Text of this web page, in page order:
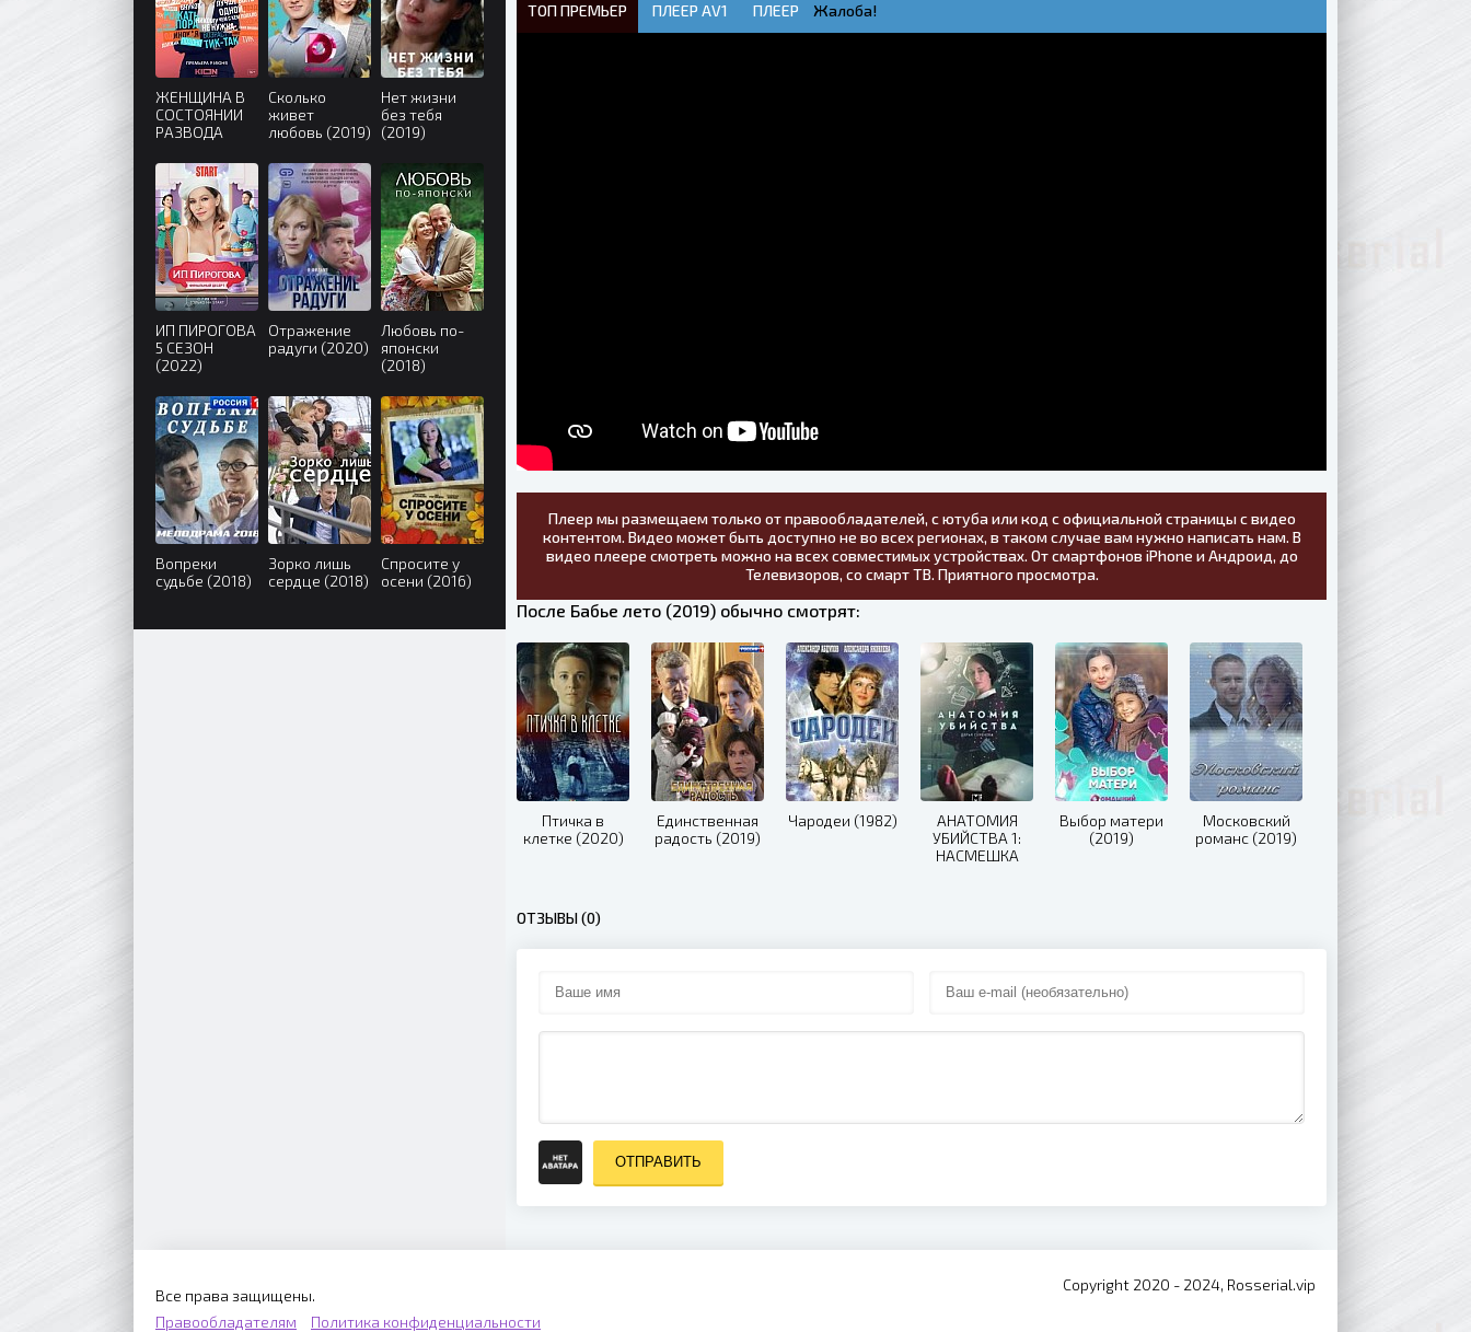
ТОП ПРЕМЬЕР ПЛЕЕР AV1 ПЛЕЕР Жалоба!
Плеер мы размещаем только от правообладателей, с ютуба или код с официальной страницы с видео
контентом. Видео может быть доступно не во всех регионах, в таком случае вам нужно написать нам. В
видео плеере смотреть можно на всех совместимых устройствах. От смартфонов iPhone и Андроид, до
Телевизоров, со смарт ТВ. Приятного просмотра.
После Бабье лето (2019) обычно смотрят:
Птичка в
клетке (2020)
Единственная
радость (2019)
Чародеи (1982)
АНАТОМИЯ
УБИЙСТВА 1:
НАСМЕШКА
Выбор матери
(2019)
Московский
романс (2019)
ОТЗЫВЫ (0)
ОТПРАВИТЬ
ЖЕНЩИНА В
СОСТОЯНИИ
РАЗВОДА
Сколько
живет
любовь (2019)
Нет жизни
без тебя
(2019)
ИП ПИРОГОВА
5 СЕЗОН
(2022)
Отражение
радуги (2020)
Любовь по-
японски
(2018)
Вопреки
судьбе (2018)
Зорко лишь
сердце (2018)
Спросите у
осени (2016)
Все права защищены.
Правообладателям
Политика конфиденциальности
Copyright 2020 - 2024, Rosserial.vip